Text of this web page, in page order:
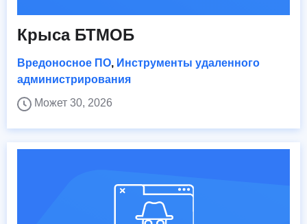
Крыса БТМОБ
Вредоносное ПО, Инструменты удаленного
администрирования
Может 30, 2026